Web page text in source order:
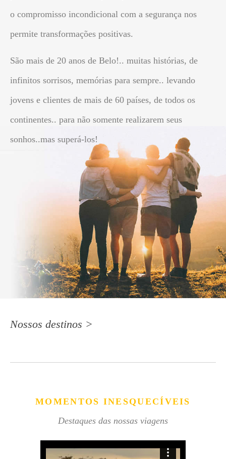
o compromisso incondicional com a segurança nos
permite transformações positivas.
São mais de 20 anos de Belo!.. muitas histórias, de
infinitos sorrisos, memórias para sempre.. levando
jovens e clientes de mais de 60 países, de todos os
continentes.. para não somente realizarem seus
sonhos..mas superá-los!
Nossos destinos >
MOMENTOS INESQUECÍVEIS
Destaques das nossas viagens